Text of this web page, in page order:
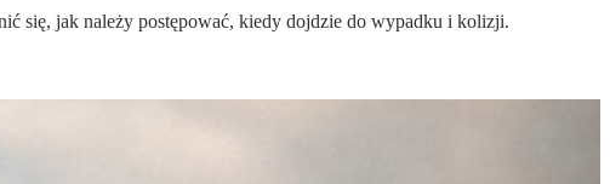
się, jak należy postępować, kiedy dojdzie do wypadku i kolizji.